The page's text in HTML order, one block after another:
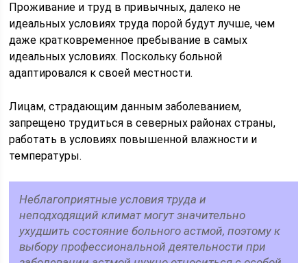
Проживание и труд в привычных, далеко не
идеальных условиях труда порой будут лучше, чем
даже кратковременное пребывание в самых
идеальных условиях. Поскольку больной
адаптировался к своей местности.
Лицам, страдающим данным заболеванием,
запрещено трудиться в северных районах страны,
работать в условиях повышенной влажности и
температуры.
Неблагоприятные условия труда и
неподходящий климат могут значительно
ухудшить состояние больного астмой, поэтому к
выбору профессиональной деятельности при